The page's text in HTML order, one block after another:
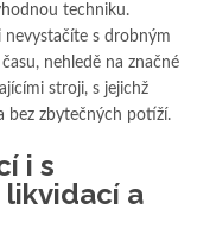
techniku.
s drobným
nehledě na značné
stroji, s jejichž
bez zbytečných potíží.
i s
a